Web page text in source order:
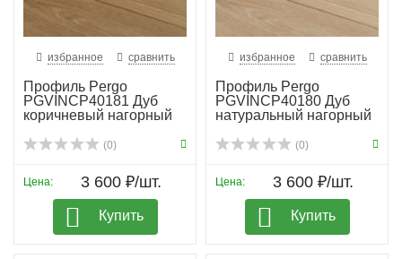
избранное сравнить
Профиль Pergo
PGVINCP40181 Дуб
коричневый нагорный
(0)
Цена: 3 600 ₽/шт.
Купить
избранное сравнить
Профиль Pergo
PGVINCP40180 Дуб
натуральный нагорный
(0)
Цена: 3 600 ₽/шт.
Купить